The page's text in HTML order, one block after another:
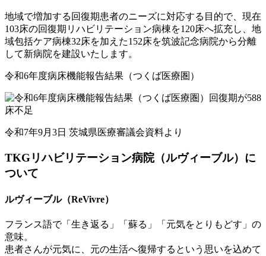
地域で増加する回復期患者のニーズに対応する目的で、現在
103床の回復期リハビリテーション病棟を120床へ拡充し、地
域包括ケア病棟32床を加えた152床を筑波記念病院から分離
して新病院を建設いたします。
令和6年度病床機能報告結果（つくば医療圏）
令和7年9月3日 茨城県医療審議会資料より
TKGリハビリテーション病院（ルヴィーブル）に
ついて
ルヴィーブル（ReVivre）
フランス語で「生き返る」「蘇る」「元気をとりもどす」の
意味。
患者さんが元気に、元の生活へ復帰するという思いを込めて